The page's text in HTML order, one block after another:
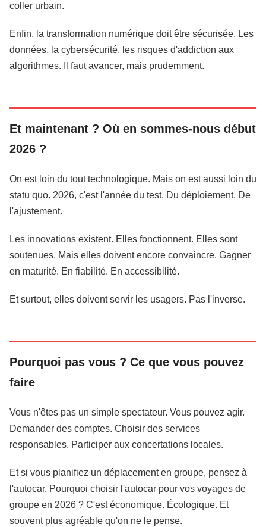
coller urbain.
Enfin, la transformation numérique doit être sécurisée. Les
données, la cybersécurité, les risques d'addiction aux
algorithmes. Il faut avancer, mais prudemment.
Et maintenant ? Où en sommes-nous début
2026 ?
On est loin du tout technologique. Mais on est aussi loin du
statu quo. 2026, c'est l'année du test. Du déploiement. De
l'ajustement.
Les innovations existent. Elles fonctionnent. Elles sont
soutenues. Mais elles doivent encore convaincre. Gagner
en maturité. En fiabilité. En accessibilité.
Et surtout, elles doivent servir les usagers. Pas l'inverse.
Pourquoi pas vous ? Ce que vous pouvez
faire
Vous n'êtes pas un simple spectateur. Vous pouvez agir.
Demander des comptes. Choisir des services
responsables. Participer aux concertations locales.
Et si vous planifiez un déplacement en groupe, pensez à
l'autocar. Pourquoi choisir l'autocar pour vos voyages de
groupe en 2026 ? C'est économique. Écologique. Et
souvent plus agréable qu'on ne le pense.